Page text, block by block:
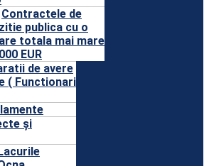
Contractele de
publica cu o
totala mai mare
EUR
de avere
( Functionari
și